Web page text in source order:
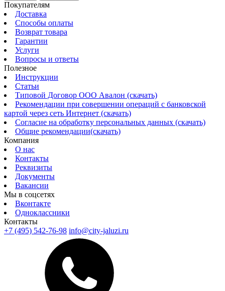
Покупателям
Доставка
Способы оплаты
Возврат товара
Гарантии
Услуги
Вопросы и ответы
Полезное
Инструкции
Статьи
Типовой Договор ООО Авалон (скачать)
Рекомендации при совершении операций с банковской
картой через сеть Интернет (скачать)
Согласие на обработку персональных данных (скачать)
Общие рекомендации(скачать)
Компания
О нас
Контакты
Реквизиты
Документы
Вакансии
Мы в соцсетях
Вконтакте
Одноклассники
Контакты
+7 (495) 542-76-98 info@city-jaluzi.ru